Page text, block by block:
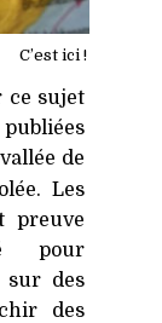
C’est ici !
ce sujet
de
Les
preuve
pour
sur des
des